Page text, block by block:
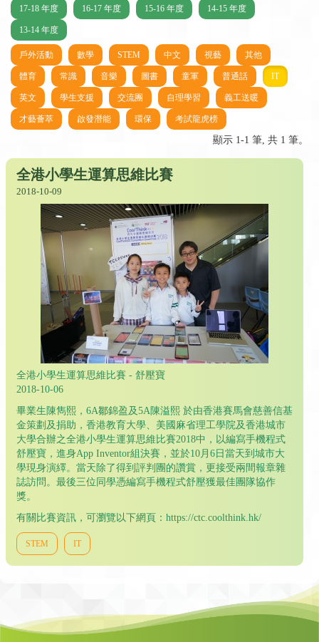
17-18 年度 16-17 年度 15-16 年度 14-15 年度
13-14 年度
戶外活動 數學 STEM 中文 視藝 其他
體育 常識 音樂 圖書 童軍 普通話 IT
英文 學生支援 交流團 自理學習 義工送暖
才藝薈萃 啟發潛能 環保 考試龍虎榜
顯示 1-1 筆, 共 1 筆。
全港小學生運算思維比賽
2018-10-09
全港小學生運算思維比賽 - 舒壓寶
2018-10-06
畢業生陳雋熙，6A鄒錦盈及5A陳溢熙 於由香港賽馬會慈善信基
金策劃及捐助，香港教育大學、美國麻省理工學院及香港城市
大學合辦之全港小學生運算思維比賽2018中，以編寫手機程式
舒壓寶，進身App Inventor組決賽，並於10月6日當天到城市大
學現身演繹。當天除了得到評判團的讚賞，更接受兩間報章雜
誌訪問。最後三位同學憑編寫手機程式舒壓獲最佳團隊協作
獎。
有關比賽資訊，可瀏覽以下網頁： https://ctc.coolthink.hk/
STEM IT